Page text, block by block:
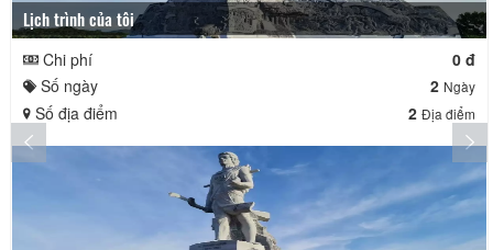
Lịch trình của tôi
Chi phí
0 đ
Số ngày
2 Ngày
Số địa điểm 2 Địa điểm